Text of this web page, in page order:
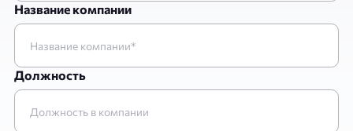
Название компании
Должность